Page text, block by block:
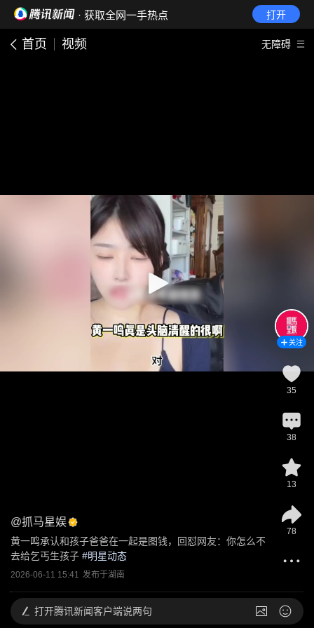
· 获取全网一手热点 打开
首页 视频 无障碍
@抓马星娱
黄一鸣承认和孩子爸爸在一起是图钱，回怼网友：你怎么不
去给乞丐生孩子 #明星动态
2026-06-11 15:41 发布于湖南
关注
35
38
13
78
打开腾讯新闻客户端说两句